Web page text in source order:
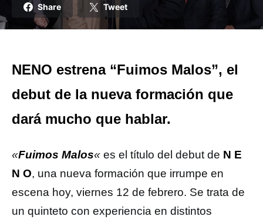
Share Tweet
NENO estrena “Fuimos Malos”, el
debut de la nueva formación que
dará mucho que hablar.
«Fuimos Malos« es el título del debut de N E
N O, una nueva formación que irrumpe en
escena hoy, viernes 12 de febrero. Se trata de
un quinteto con experiencia en distintos